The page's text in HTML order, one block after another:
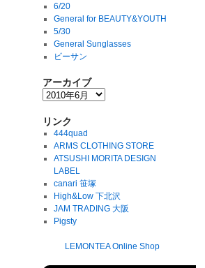
6/20
General for BEAUTY&YOUTH
5/30
General Sunglasses
ビーサン
アーカイブ
リンク
444quad
ARMS CLOTHING STORE
ATSUSHI MORITA DESIGN
LABEL
canari 笹塚
High&Low 下北沢
JAM TRADING 大阪
Pigsty
LEMONTEA Online Shop